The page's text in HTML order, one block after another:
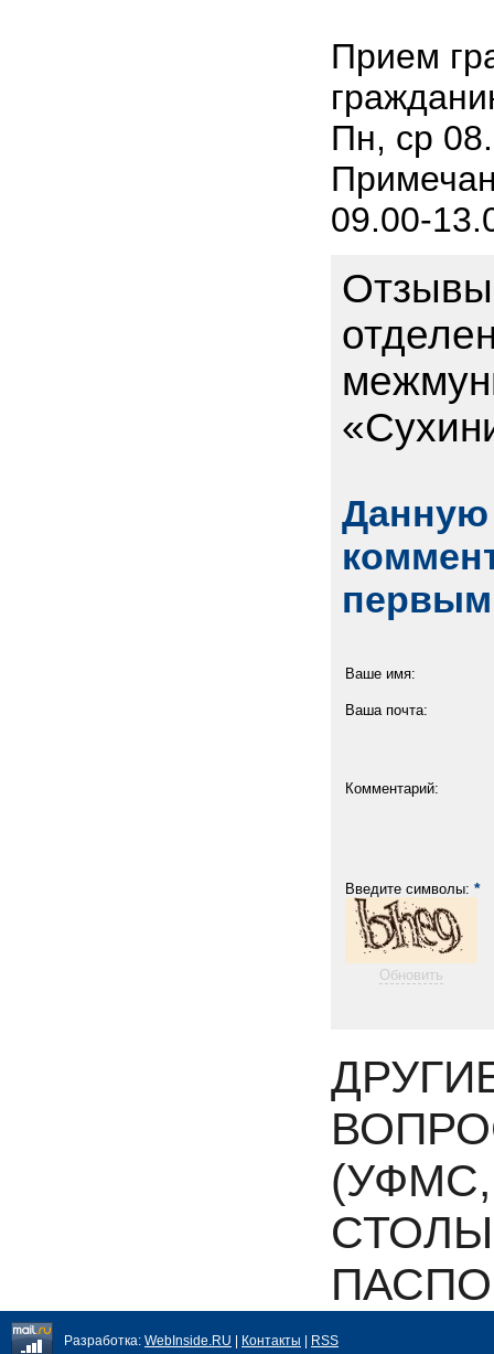
Прием
Пн, ср
09.00-
Отзывы
Данную
Ваше имя:
Ваша почта:
Комментарий:
Введите символы: *
Обновить
Разработка: WebInside.RU Контакты RSS